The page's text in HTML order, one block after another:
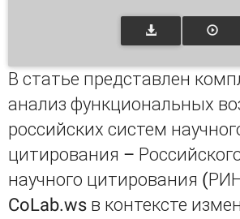
В статье представлен
анализ функциональных
российских систем
цитирования –
научного цитирования
CoLab.ws в контексте